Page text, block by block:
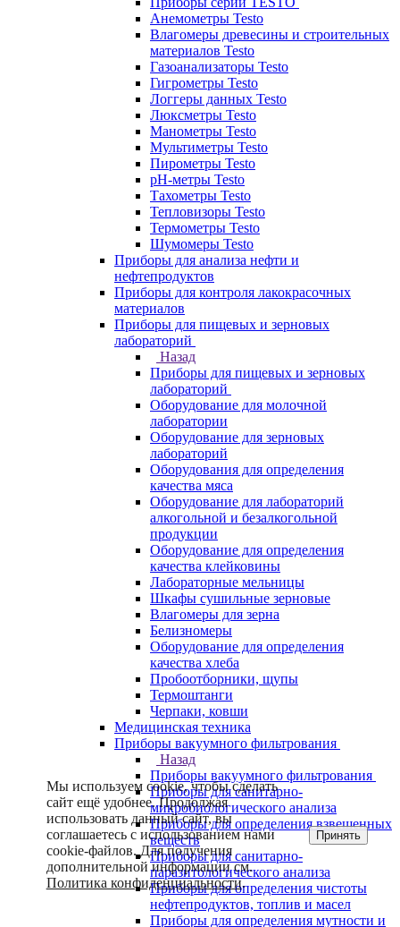
Анемометры Testo
Влагомеры древесины и строительных
материалов Testo
Газоанализаторы Testo
Гигрометры Testo
Логгеры данных Testo
Люксметры Testo
Манометры Testo
Мультиметры Testo
Пирометры Testo
pH-метры Testo
Тахометры Testo
Тепловизоры Testo
Термометры Testo
Шумомеры Testo
Приборы для анализа нефти и
нефтепродуктов
Приборы для контроля лакокрасочных
материалов
Приборы для пищевых и зерновых
лабораторий
Назад
Приборы для пищевых и зерновых
лабораторий
Оборудование для молочной
лаборатории
Оборудование для зерновых
лабораторий
Оборудования для определения
качества мяса
Оборудование для лабораторий
алкогольной и безалкогольной
продукции
Оборудование для определения
качества клейковины
Лабораторные мельницы
Шкафы сушильные зерновые
Влагомеры для зерна
Белизномеры
Оборудование для определения
качества хлеба
Пробоотборники, щупы
Термоштанги
Черпаки, ковши
Медицинская техника
Приборы вакуумного фильтрования
Назад
Приборы вакуумного фильтрования
Приборы для санитарно-
микробиологического анализа
Приборы для определения взвешенных
веществ
Приборы для санитарно-
паразитологического анализа
Приборы для определения чистоты
нефтепродуктов, топлив и масел
Приборы для определения мутности и
Мы используем cookie, чтобы сделать
сайт ещё удобнее. Продолжая
использовать данный сайт, вы
соглашаетесь с использованием нами
cookie-файлов. Для получения
дополнительной информации см.
Политика конфиденциальности.
Принять